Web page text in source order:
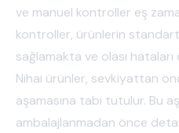
ve manuel kontroller eş
kontroller, ürünlerin
sağlamakta ve olası
Nihai ürünler, sevkiyattan
aşamasına tabi tutulur. Bu
ambalajlanmadan önce